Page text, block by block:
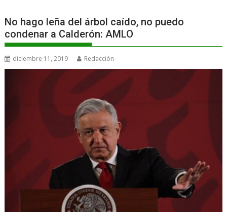
No hago leña del árbol caído, no puedo
condenar a Calderón: AMLO
diciembre 11, 2019 Redacción